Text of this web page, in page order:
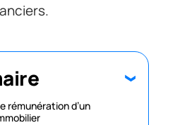
rémunération d’un